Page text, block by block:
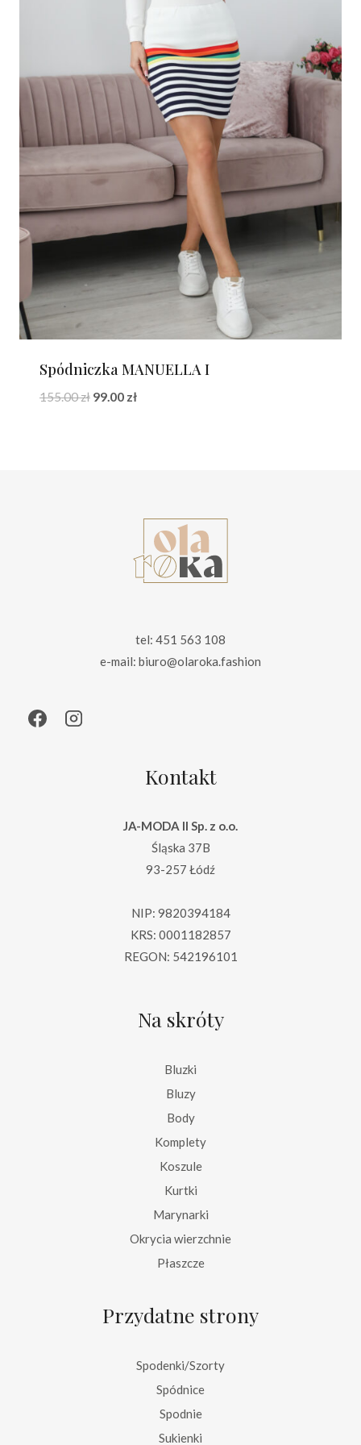
Spódniczka MANUELLA I
155.00zł Pierwotna
99.00 złAktualna
tel: 451 563 108
e-mail: biuro@olaroka.fashion
Kontakt
JA-MODA II Sp. z o.o.
Śląska 37B
93-257 Łódź
NIP: 9820394184
KRS: 0001182857
REGON: 542196101
Na skróty
Bluzki
Bluzy
Body
Komplety
Koszule
Kurtki
Marynarki
Okrycia wierzchnie
Płaszcze
Przydatne strony
Spodenki/Szorty
Spódnice
Spodnie
Sukienki